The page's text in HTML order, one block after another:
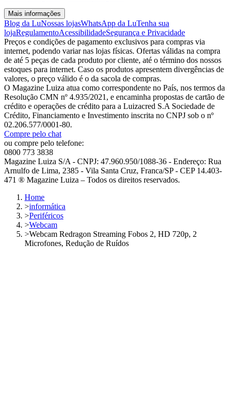
Mais informações
Blog da LuNossas lojasWhatsApp da LuTenha sua
lojaRegulamentoAcessibilidadeSegurança e Privacidade
Preços e condições de pagamento exclusivos para compras via
internet, podendo variar nas lojas físicas. Ofertas válidas na compra
de até 5 peças de cada produto por cliente, até o término dos nossos
estoques para internet. Caso os produtos apresentem divergências de
valores, o preço válido é o da sacola de compras.
O Magazine Luiza atua como correspondente no País, nos termos da
Resolução CMN nº 4.935/2021, e encaminha propostas de cartão de
crédito e operações de crédito para a Luizacred S.A Sociedade de
Crédito, Financiamento e Investimento inscrita no CNPJ sob o nº
02.206.577/0001-80.
Compre pelo chat
ou compre pelo telefone:
0800 773 3838
Magazine Luiza S/A - CNPJ: 47.960.950/1088-36 - Endereço: Rua
Arnulfo de Lima, 2385 - Vila Santa Cruz, Franca/SP - CEP 14.403-
471 ® Magazine Luiza – Todos os direitos reservados.
Home
>informática
>Periféricos
>Webcam
>Webcam Redragon Streaming Fobos 2, HD 720p, 2
Microfones, Redução de Ruídos